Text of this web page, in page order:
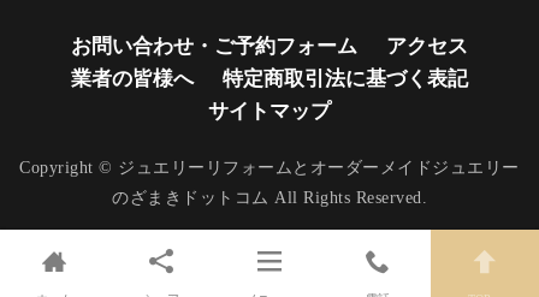
お問い合わせ・ご予約フォーム
アクセス
業者の皆様へ
特定商取引法に基づく表記
サイトマップ
Copyright © ジュエリーリフォームとオーダーメイドジュエリー
のざまきドットコム All Rights Reserved.